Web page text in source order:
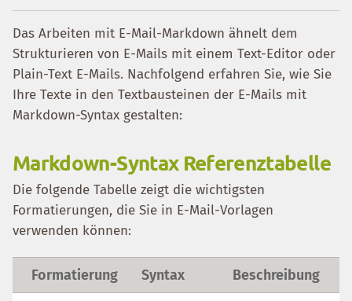
Das Arbeiten mit E-Mail-Markdown ähnelt dem
Strukturieren von E-Mails mit einem Text-Editor oder
Plain-Text E-Mails. Nachfolgend erfahren Sie, wie Sie
Ihre Texte in den Textbausteinen der E-Mails mit
Markdown-Syntax gestalten:
Markdown-Syntax Referenztabelle
Die folgende Tabelle zeigt die wichtigsten
Formatierungen, die Sie in E-Mail-Vorlagen
verwenden können:
Formatierung Syntax Beschreibung